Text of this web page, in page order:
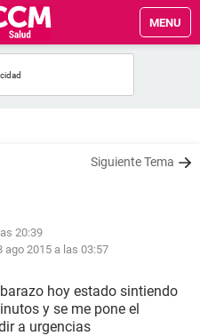
MENU
Siguiente Tema
20:39
ago 2015 a las 03:57
hoy estado sintiendo
y se me pone el
a urgencias